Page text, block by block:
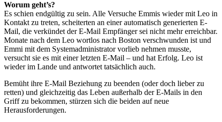
Worum geht’s?
Es schien endgültig zu sein. Alle Versuche Emmis wieder mit Leo in
Kontakt zu treten, scheiterten an einer automatisch generierten E-
Mail, die verkündet der E-Mail Empfänger sei nicht mehr erreichbar.
Monate nach dem Leo wortlos nach Boston verschwunden ist und
Emmi mit dem Systemadministrator vorlieb nehmen musste,
versucht sie es mit einer letzten E-Mail – und hat Erfolg. Leo ist
wieder im Lande und antwortet tatsächlich auch.
Bemüht ihre E-Mail Beziehung zu beenden (oder doch lieber zu
retten) und gleichzeitig das Leben außerhalb der E-Mails in den
Griff zu bekommen, stürzen sich die beiden auf neue
Herausforderungen.